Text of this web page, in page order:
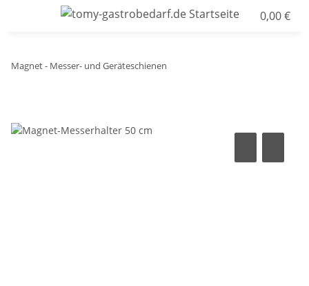
0,00 €
Magnet - Messer- und Geräteschienen